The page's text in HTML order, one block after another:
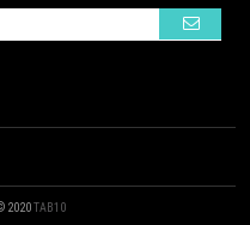
2020TAB10